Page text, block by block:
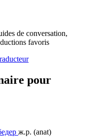
de conversation,
favoris
pour
ж.р. (anat)